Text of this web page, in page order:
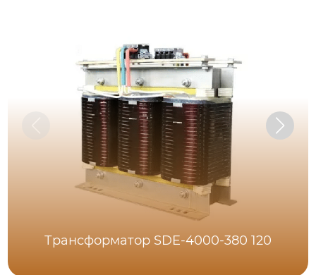
Трансформатор SDE-4000-380 120